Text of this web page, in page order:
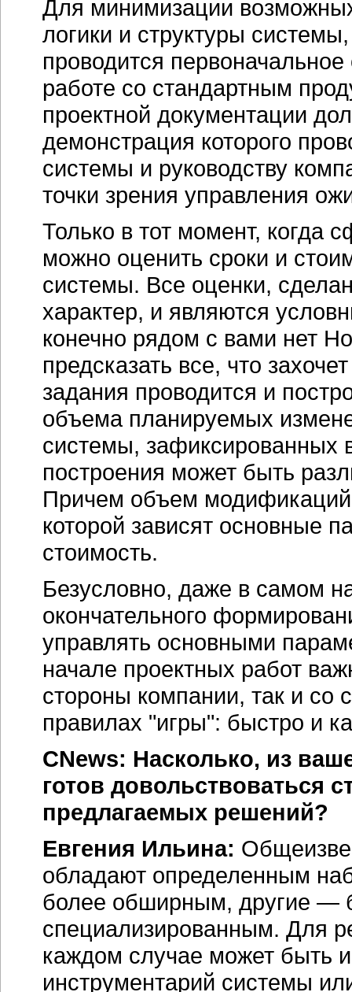
Для минимизации
логики и структуры
проводится
работе со стандартным
проектной документации
демонстрация которого
системы и руководству
точки зрения управления
Только в тот момент, когда
можно оценить сроки и
системы. Все оценки,
характер, и являются
конечно рядом с вами нет
предсказать все, что
задания проводится и
объема планируемых
системы, зафиксированных
построения может быть
Причем объем
которой зависят основные
стоимость.
Безусловно, даже в самом
окончательного
управлять основными
начале проектных работ
стороны компании, так и со
правилах "игры": быстро и
CNews: Насколько, из
готов довольствоваться
предлагаемых решений?
Евгения Ильина:
обладают определенным
более обширным, другие —
специализированным. Для
каждом случае может быть
инструментарий системы